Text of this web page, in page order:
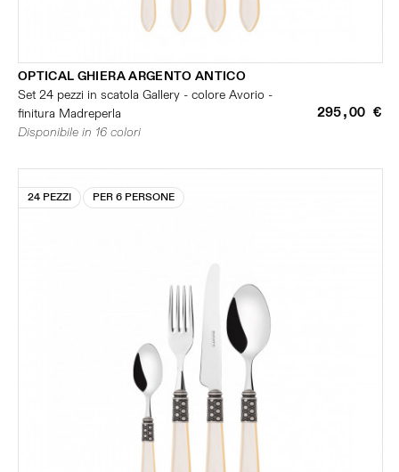
OPTICAL GHIERA ARGENTO ANTICO
Set 24 pezzi in scatola Gallery - colore Avorio -
finitura Madreperla
295,00 €
Disponibile in 16 colori
24 PEZZI PER 6 PERSONE